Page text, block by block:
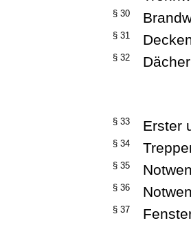
§ 30
§ 31
§ 32
Dächer
§ 33 Erster
§ 34
§ 35
§ 36
§ 37